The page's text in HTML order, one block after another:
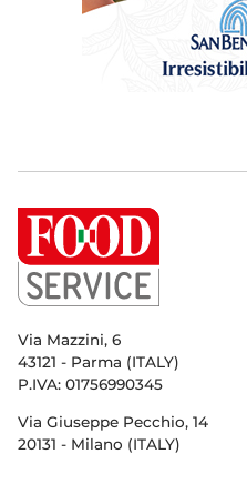
Via Mazzini, 6
43121 - Parma (ITALY)
P.IVA: 01756990345
Via Giuseppe Pecchio, 14
20131 - Milano (ITALY)